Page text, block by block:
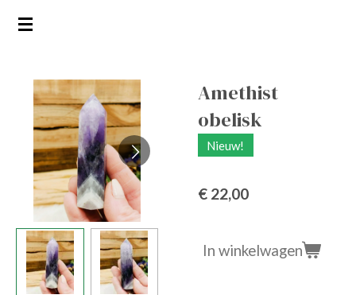
Ga
hoofdinhoud
Amethist
obelisk
Nieuw!
€ 22,00
In winkelwagen